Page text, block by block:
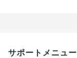
サポートメニュー